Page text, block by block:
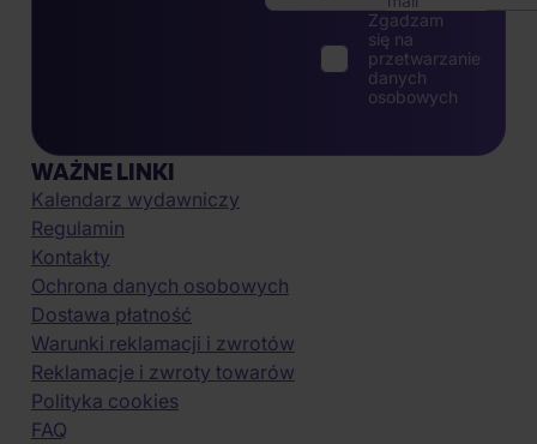
Zgadzam
się na
przetwarzanie
danych
osobowych
WAŻNE LINKI
Kalendarz wydawniczy
Regulamin
Kontakty
Ochrona danych osobowych
Dostawa płatność
Warunki reklamacji i zwrotów
Reklamacje i zwroty towarów
Polityka cookies
FAQ